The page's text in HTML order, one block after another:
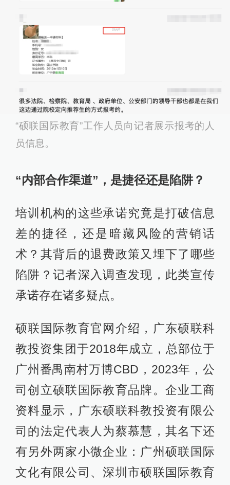
“硕联国际教育”工作人员向记者展示报考的人
员信息。
“内部合作渠道”， 是捷径还是陷阱？
培训机构的这些承诺究竟是打破信息
差的捷径，还是暗藏风险的营销话
术？其背后的退费政策又埋下了哪些
陷阱？记者深入调查发现，此类宣传
承诺存在诸多疑点。
硕联国际教育官网介绍，广东硕联科
教投资集团于2018年成立，总部位于
广州番禺南村万博CBD，2023年，公
司创立硕联国际教育品牌。企业工商
资料显示，广东硕联科教投资有限公
司的法定代表人为蔡慕慧，其名下还
有另外两家小微企业：广州硕联国际
文化有限公司、深圳市硕联国际教育